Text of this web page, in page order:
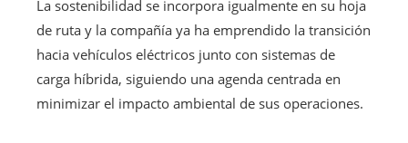
La sostenibilidad se incorpora igualmente en su hoja
de ruta y la compañía ya ha emprendido la transición
hacia vehículos eléctricos junto con sistemas de
carga híbrida, siguiendo una agenda centrada en
minimizar el impacto ambiental de sus operaciones.